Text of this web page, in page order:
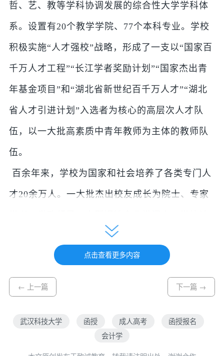
哲、艺、教等学科协调发展的综合性大学学科体
系。设置有20个教学学院、77个本科专业。学校
积极实施“人才强校”战略，形成了一支以“国家百
千万人才工程”“长江学者奖励计划”“国家杰出青
年基金项目”和“湖北省新世纪百千万人才”“湖北
省人才引进计划”入选者为核心的高层次人才队
伍，以一大批高素质中青年教师为主体的教师队
伍。
百余年来，学校为国家和社会培养了各类专门人
才20余万人。一大批杰出校友成长为院士、专家
誉为“冶金高层次人才的摇篮”。
站在新时代新的历史起点上，学校将全面贯彻党
的教育方针，始终秉承“厚德博学，崇实去浮”的
校训精神，主动履行人才培养、科学研究、社会
服务、文化传承创新、国际交流与合作的职责，
不断增强综合实力和核心竞争力，为创建国内高
点击查看更多内容
← 上一篇 下一篇 →
武汉科技大学 函授 成人高考
函授报名
会计学